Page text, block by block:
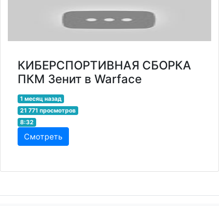
КИБЕРСПОРТИВНАЯ СБОРКА
ПКМ Зенит в Warface
1 месяц назад
21 771 просмотров
8:32
Смотреть